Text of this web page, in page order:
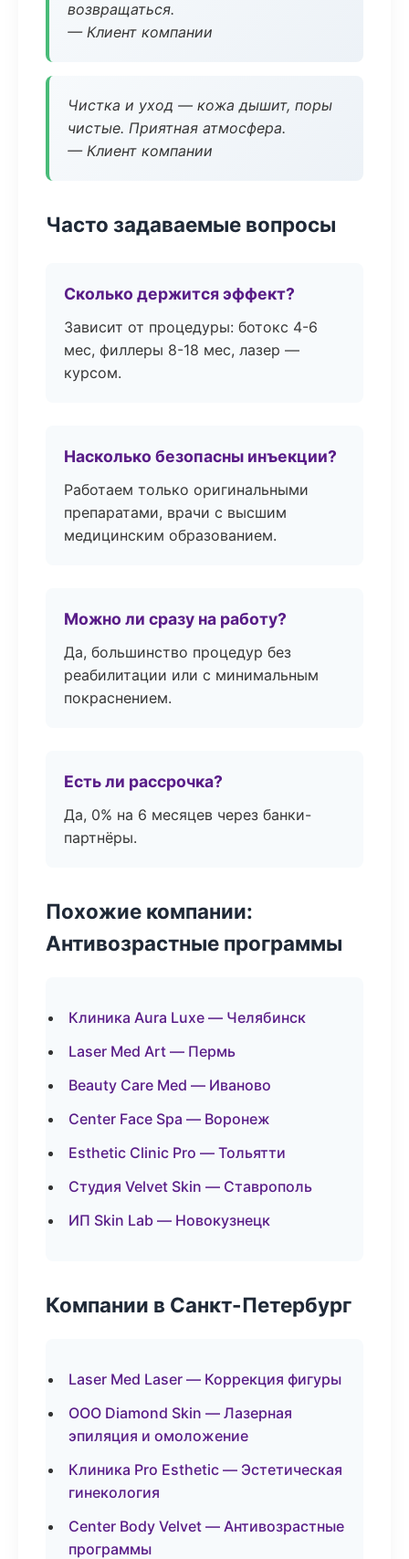
возвращаться.
— Клиент компании
Чистка и уход — кожа дышит, поры
чистые. Приятная атмосфера.
— Клиент компании
Часто задаваемые вопросы
Сколько держится эффект?
Зависит от процедуры: ботокс 4-6
мес, филлеры 8-18 мес, лазер —
курсом.
Насколько безопасны инъекции?
Работаем только оригинальными
препаратами, врачи с высшим
медицинским образованием.
Можно ли сразу на работу?
Да, большинство процедур без
реабилитации или с минимальным
покраснением.
Есть ли рассрочка?
Да, 0% на 6 месяцев через банки-
партнёры.
Похожие компании:
Антивозрастные программы
Клиника Aura Luxe — Челябинск
Laser Med Art — Пермь
Beauty Care Med — Иваново
Center Face Spa — Воронеж
Esthetic Clinic Pro — Тольятти
Студия Velvet Skin — Ставрополь
ИП Skin Lab — Новокузнецк
Компании в Санкт-Петербург
Laser Med Laser — Коррекция фигуры
ООО Diamond Skin — Лазерная
эпиляция и омоложение
Клиника Pro Esthetic — Эстетическая
гинекология
Center Body Velvet — Антивозрастные
программы